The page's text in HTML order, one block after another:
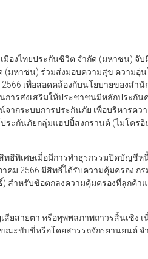
มืองไทยประกันชีวิต จำกัด (มหาชน)
(มหาชน) ร่วมส่งมอบความสุข ความอุ่
เพื่อสอดคล้องกับนโยบายของสำ
การส่งเสริมให้ประชาชนมีหลักประกัน
ากระบบการประกันภัย เพื่อบริหารควา
ประกันภัยกลุ่มแฮปปี้สงกรานต์ (ไมโคร
ธิพิเศษเมื่อมีการทำธุรกรรมปิดบัญชีห
คม 2566 มีสิทธิ์ได้รับความคุ้มครอง ก
สำหรับข้อตกลงความคุ้มครองที่ลูกค้า
ยสายตา หรือทุพพลภาพถาวรสิ้นเชิง เ
ณะขับขี่หรือโดยสารรถจักรยานยนต์ จ